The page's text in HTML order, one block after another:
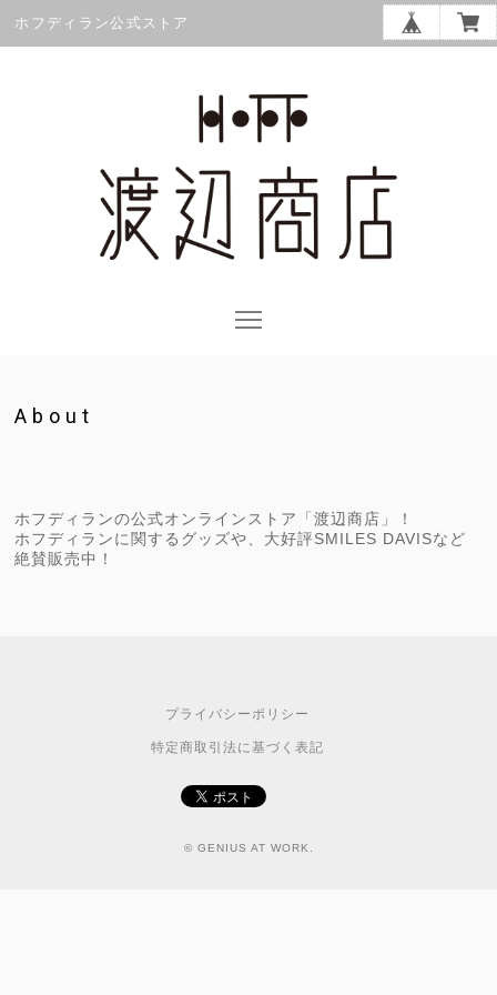
ホフディラン公式ストア
About
ホフディランの公式オンラインストア「渡辺商店」！
ホフディランに関するグッズや、大好評SMILES DAVISなど
絶賛販売中！
プライバシーポリシー
特定商取引法に基づく表記
© GENIUS AT WORK.